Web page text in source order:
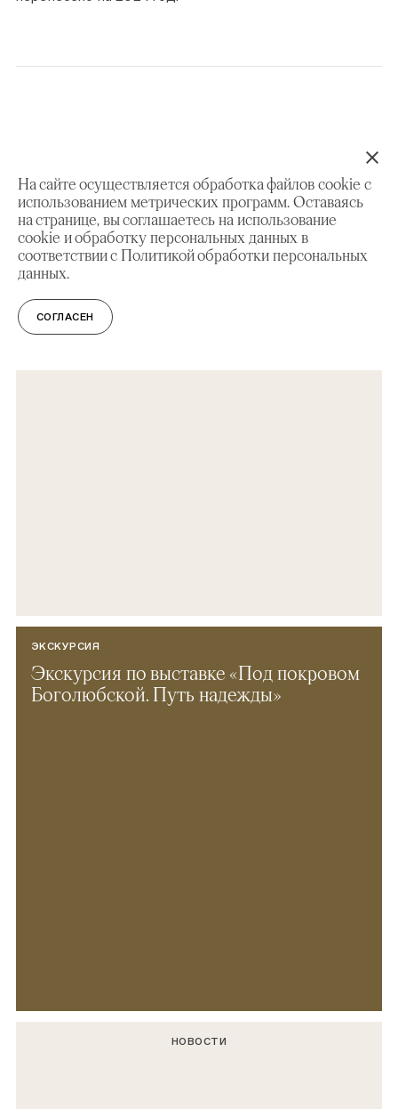
На сайте осуществляется обработка файлов cookie с
использованием метрических программ. Оставаясь
на странице, вы соглашаетесь на использование
cookie и обработку персональных данных в
соответствии с Политикой обработки персональных
данных.
СОГЛАСЕН
СМОТРИТЕ ТАКЖЕ
ВЫСТАВКИ
Где у Дворца бочка, лемех и прапор?
ЭКСКУРСИЯ
Экскурсия по выставке «Под покровом
Боголюбской. Путь надежды»
НОВОСТИ